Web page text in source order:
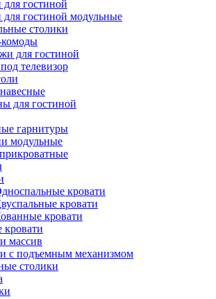
гостиной
для гостиной модульные
столики
для гостиной
телевизор
для гостиной
гарнитуры
модульные
кровати
кровати
кровати
кровати
массив
с подъемным механизмом
столики